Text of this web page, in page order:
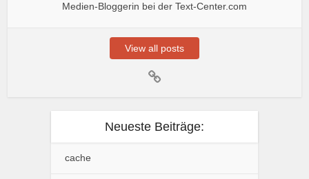
Medien-Bloggerin bei der Text-Center.com
View all posts
Neueste Beiträge:
cache